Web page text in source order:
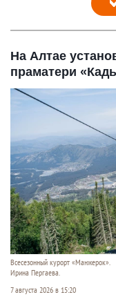
На Алтае
праматери
Всесезонный курорт «Манжерок».
Ирина Пергаева.
7 августа 2026 в 15:20